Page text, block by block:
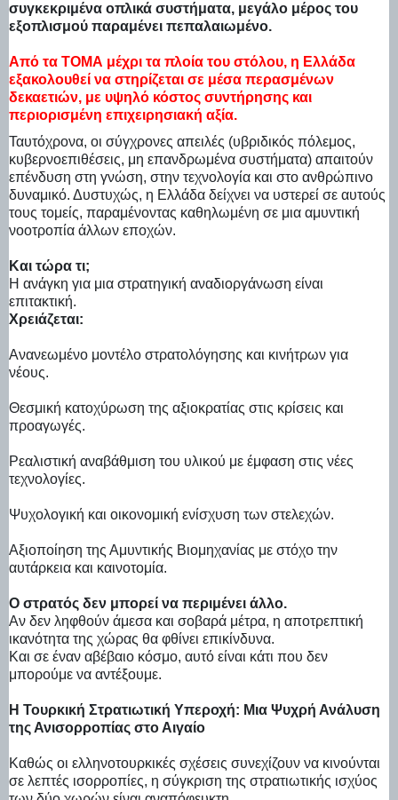
συγκεκριμένα οπλικά συστήματα, μεγάλο μέρος του
εξοπλισμού παραμένει πεπαλαιωμένο.
Από τα ΤΟΜΑ μέχρι τα πλοία του στόλου, η Ελλάδα
εξακολουθεί να στηρίζεται σε μέσα περασμένων
δεκαετιών, με υψηλό κόστος συντήρησης και
περιορισμένη επιχειρησιακή αξία.
Ταυτόχρονα, οι σύγχρονες απειλές (υβριδικός πόλεμος,
κυβερνοεπιθέσεις, μη επανδρωμένα συστήματα) απαιτούν
επένδυση στη γνώση, στην τεχνολογία και στο ανθρώπινο
δυναμικό. Δυστυχώς, η Ελλάδα δείχνει να υστερεί σε αυτούς
τους τομείς, παραμένοντας καθηλωμένη σε μια αμυντική
νοοτροπία άλλων εποχών.
Και τώρα τι;
Η ανάγκη για μια στρατηγική αναδιοργάνωση είναι
επιτακτική.
Χρειάζεται:
Ανανεωμένο μοντέλο στρατολόγησης και κινήτρων για
νέους.
Θεσμική κατοχύρωση της αξιοκρατίας στις κρίσεις και
προαγωγές.
Ρεαλιστική αναβάθμιση του υλικού με έμφαση στις νέες
τεχνολογίες.
Ψυχολογική και οικονομική ενίσχυση των στελεχών.
Αξιοποίηση της Αμυντικής Βιομηχανίας με στόχο την
αυτάρκεια και καινοτομία.
Ο στρατός δεν μπορεί να περιμένει άλλο.
Αν δεν ληφθούν άμεσα και σοβαρά μέτρα, η αποτρεπτική
ικανότητα της χώρας θα φθίνει επικίνδυνα.
Και σε έναν αβέβαιο κόσμο, αυτό είναι κάτι που δεν
μπορούμε να αντέξουμε.
Η Τουρκική Στρατιωτική Υπεροχή: Μια Ψυχρή Ανάλυση
της Ανισορροπίας στο Αιγαίο
Καθώς οι ελληνοτουρκικές σχέσεις συνεχίζουν να κινούνται
σε λεπτές ισορροπίες, η σύγκριση της στρατιωτικής ισχύος